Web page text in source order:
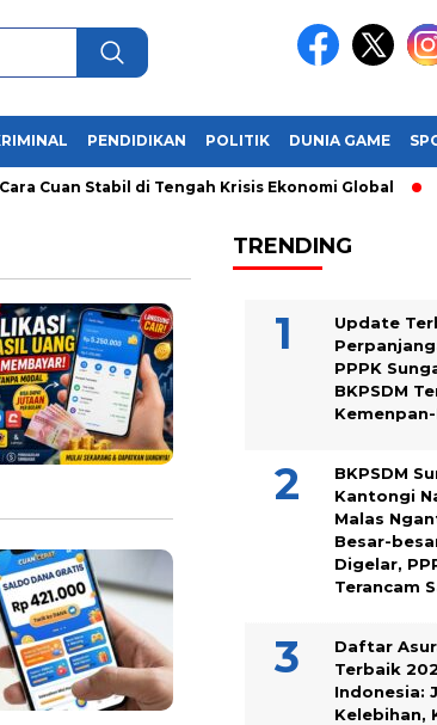
PENDIDIKAN POLITIK DUNIA GAME
Cuan Stabil di Tengah Krisis Ekonomi Global
TRENDING
Update
PPPK
BKPSDM
Kemenpan-
BKPSDM
Kantongi
Malas
Besar-
Digelar,
Terancam
Daftar
Terbaik
Indonesia:
Kelebihan,